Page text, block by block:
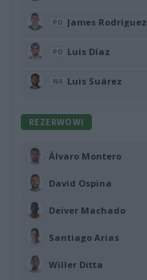
PO James Rodríguez
PO Luis Díaz
NA Luis Suárez
REZERWOWI
Álvaro Montero
David Ospina
Deiver Machado
Santiago Arias
Willer Ditta